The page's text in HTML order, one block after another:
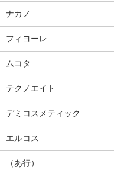
ナカノ
フィヨーレ
ムコタ
テクノエイト
デミコスメティック
エルコス
（あ行）